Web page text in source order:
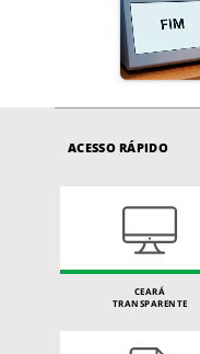
ACESSO RÁPIDO
CEARÁ
TRANSPARENTE